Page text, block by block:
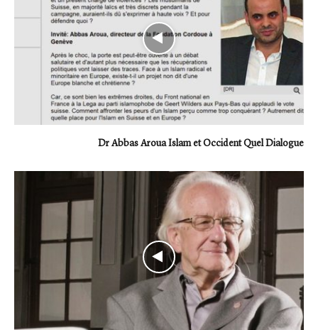
Dr Abbas Aroua Islam et Occident Quel Dialogue